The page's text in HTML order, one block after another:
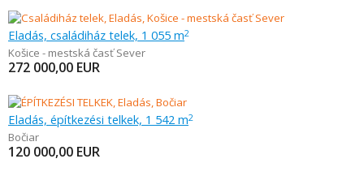
Eladás, családiház telek, 1 055 m2
Košice - mestská časť Sever
272 000,00 EUR
Eladás, építkezési telkek, 1 542 m2
Bočiar
120 000,00 EUR